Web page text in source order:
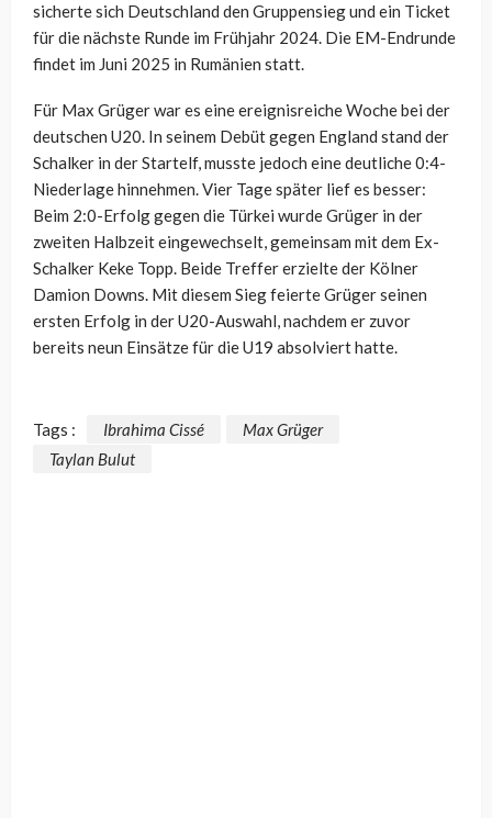
sicherte sich Deutschland den Gruppensieg und ein Ticket
für die nächste Runde im Frühjahr 2024. Die EM-Endrunde
findet im Juni 2025 in Rumänien statt.
Für Max Grüger war es eine ereignisreiche Woche bei der
deutschen U20. In seinem Debüt gegen England stand der
Schalker in der Startelf, musste jedoch eine deutliche 0:4-
Niederlage hinnehmen. Vier Tage später lief es besser:
Beim 2:0-Erfolg gegen die Türkei wurde Grüger in der
zweiten Halbzeit eingewechselt, gemeinsam mit dem Ex-
Schalker Keke Topp. Beide Treffer erzielte der Kölner
Damion Downs. Mit diesem Sieg feierte Grüger seinen
ersten Erfolg in der U20-Auswahl, nachdem er zuvor
bereits neun Einsätze für die U19 absolviert hatte.
Tags : Ibrahima Cissé
Max Grüger
Taylan Bulut